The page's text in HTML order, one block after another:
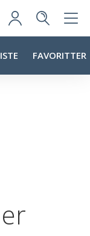
FAVORITTER